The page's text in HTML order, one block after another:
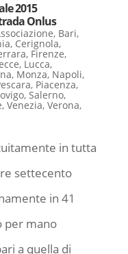
2015
Onlus
, Bari,
, Cerignola,
, Firenze,
, Lucca,
, Monza, Napoli,
, Piacenza,
, Salerno,
, Venezia, Verona,
in tutta
settecento
in 41
per mano
a quella di